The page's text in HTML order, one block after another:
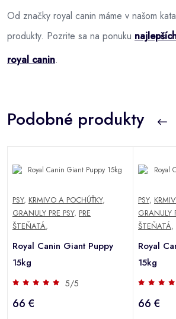
Od značky royal canin máme v našom
produkty. Pozrite sa na ponuku
royal canin.
Podobné produkty
PSY, KRMIVO A POCHÚŤKY,
GRANULY PRE PSY, PRE
ŠTEŇATÁ,
Royal Canin Giant Puppy
15kg
5/5
66 €
PSY,
GRANULY
ŠTEŇATÁ,
Royal
15kg
66 €